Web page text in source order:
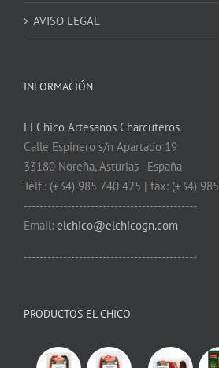
AVISO LEGAL
INFORMACIÓN
El Chico Artesanos Charcuteros
Calle Espinero s/n Apartado 19
33180 Noreña, Asturias - España
Telf.: (+34) 985 740 425 | fax: (+34)
--------------------------------------------
Email: elchico@elchicogn.com
--------------------------------------------
PRODUCTOS EL CHICO